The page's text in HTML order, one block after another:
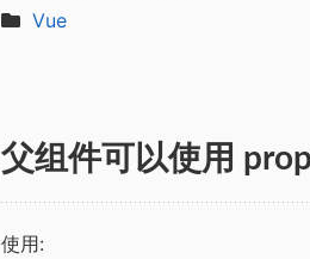
Vue
父组件可以使用
使用: